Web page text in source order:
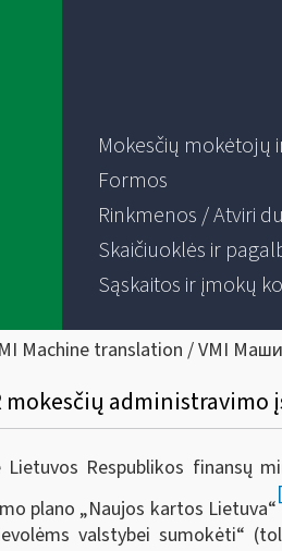
Mokesčių mokėtojų
Formos
Rinkmenos / Atviri
Skaičiuoklės ir
Sąskaitos ir įmokų
Machine translation / VMI
mokesčių
Lietuvos Respublikos
plano „Naujos kartos Lietuva“
valstybei sumokėti“